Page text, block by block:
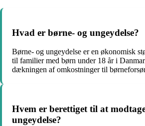
Hvad er børne- og ungeydelse?
Børne- og ungeydelse er en økonomisk
til familier med børn under 18 år i
dækningen af omkostninger til
Hvem er berettiget til at
ungeydelse?